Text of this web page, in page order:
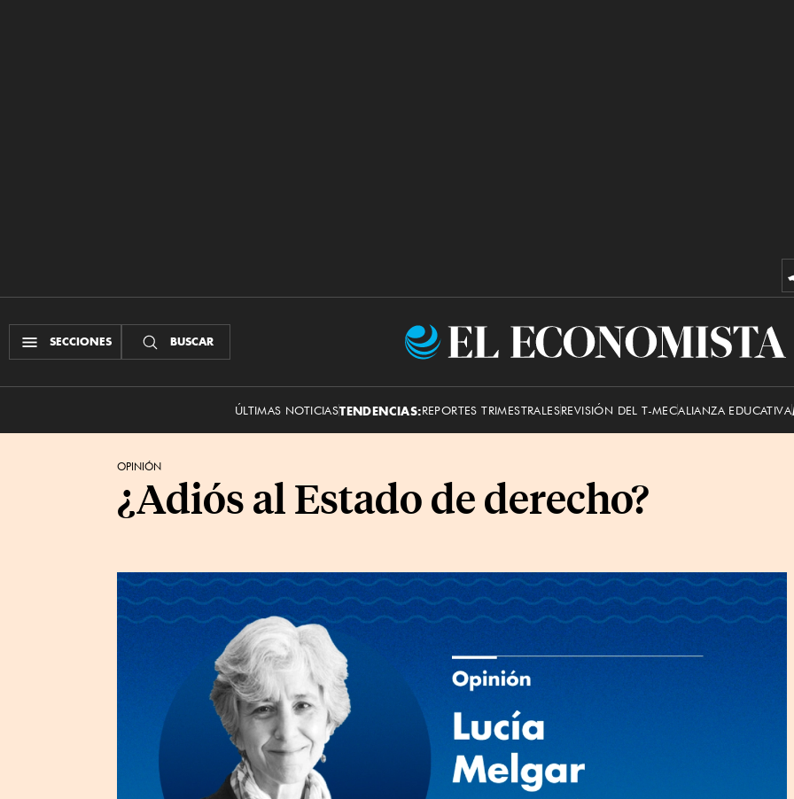
SECCIONES BUSCAR
El
ÚLTIMAS NOTICIASTENDENCIAS:REPORTES TRIMESTRALESREVISIÓN DEL T-MECALIANZA EDUCATIVA
OPINIÓN
¿Adiós al Estado de derecho?